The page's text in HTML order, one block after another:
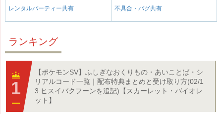
レンタルパーティー共有 不具合・バグ共有
ランキング
【ポケモンSV】ふしぎなおくりもの・あいことば・シ
リアルコード一覧｜配布特典まとめと受け取り方(02/1
3 ヒスイバクフーンを追記)【スカーレット・バイオレ
ット】